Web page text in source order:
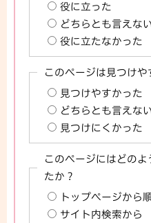
役に立った
どちらとも言えな
役に立たなかった
このページは見つけや
見つけやすかった
どちらとも言えな
見つけにくかった
このページにはどの
たか？
トップページから
サイト内検索から